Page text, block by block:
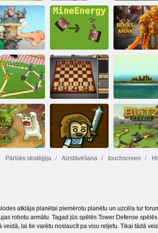
aizsardzība
Kaujas
simulators:
skaitītājs
Stickman
Vorlings
Torņa simpātija MineEnerģija Arēnas
Bug War 2 Šaha 3D Impērija salu
3 turētājs
Pārlūks stratēģija Aizstāvēšana touchscreen
atklāja planētai piemērotu planētu un uzcēla tur
robotu armātu. Tagad jūs spēlēs Tower Defense
lai tie varētu noslaucīt pa visu reljefu. Tikai tādā